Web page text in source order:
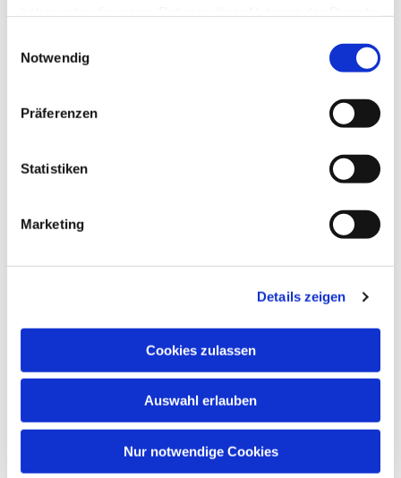
Notwendig
Präferenzen
Statistiken
Marketing
Details zeigen
Cookies zulassen
Auswahl erlauben
Nur notwendige Cookies